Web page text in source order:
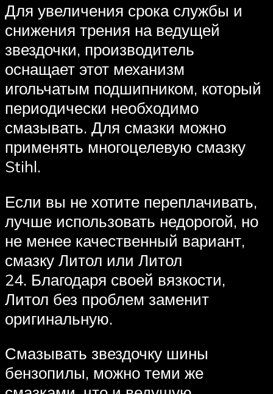
Для увеличения срока службы и
снижения трения на ведущей
звездочки, производитель
оснащает этот механизм
игольчатым подшипником, который
периодически необходимо
смазывать. Для смазки можно
применять многоцелевую смазку
Stihl.
Если вы не хотите переплачивать,
лучше использовать недорогой, но
не менее качественный вариант,
смазку Литол или Литол
24. Благодаря своей вязкости,
Литол без проблем заменит
оригинальную.
Смазывать звездочку шины
бензопилы, можно теми же